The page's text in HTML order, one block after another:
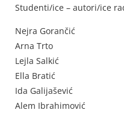
Studenti/ice – autori/ice
Nejra Gorančić
Arna Trto
Lejla Salkić
Ella Bratić
Ida Galijašević
Alem Ibrahimović